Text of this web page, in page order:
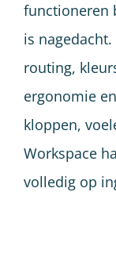
functioneren
is
routing,
ergonomie
kloppen,
Workspace
volledig op